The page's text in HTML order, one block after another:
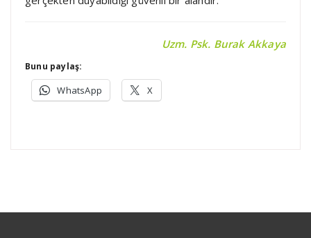
Uzm. Psk. Burak Akkaya
Bunu paylaş:
WhatsApp X